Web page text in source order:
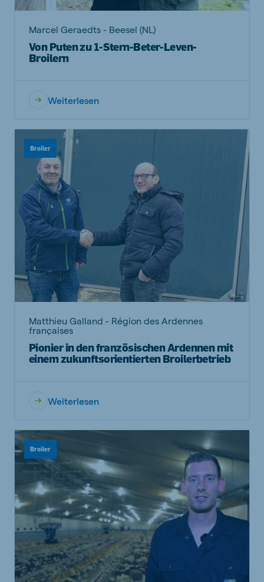
Marcel Geraedts - Beesel (NL)
Von Puten zu 1-Stern-Beter-Leven-
Broilern
Weiterlesen
Broiler
Matthieu Galland - Région des Ardennes
françaises
Pionier in den französischen Ardennen mit
einem zukunftsorientierten Broilerbetrieb
Weiterlesen
Broiler